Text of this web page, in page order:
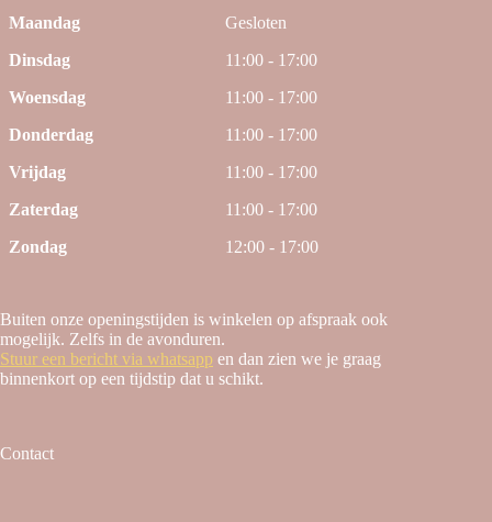
Maandag
Gesloten
Dinsdag
11:00 - 17:00
Woensdag
11:00 - 17:00
Donderdag
11:00 - 17:00
Vrijdag
11:00 - 17:00
Zaterdag
11:00 - 17:00
Zondag
12:00 - 17:00
Buiten onze openingstijden is winkelen op afspraak ook
mogelijk. Zelfs in de avonduren.
Stuur een bericht via whatsapp en dan zien we je graag
binnenkort op een tijdstip dat u schikt.
Contact